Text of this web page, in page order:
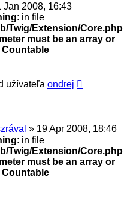
Jan 2008, 16:43
: in file
Twig/Extension/Core.php
must be an array or
užívateľa ondrej
» 19 Apr 2008, 18:46
: in file
Twig/Extension/Core.php
must be an array or